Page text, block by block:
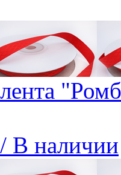
В наличии